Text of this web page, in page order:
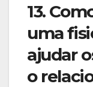
13.
uma
ajudar
o